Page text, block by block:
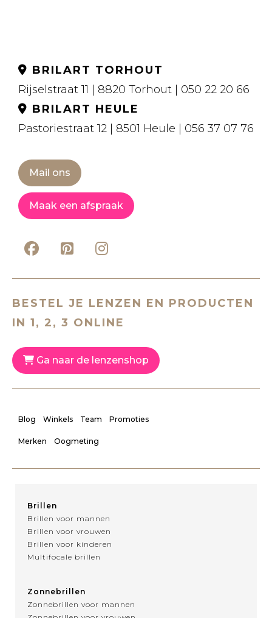
BRILART TORHOUT
Rijselstraat 11 | 8820 Torhout | 050 22 20 66
BRILART HEULE
Pastoriestraat 12 | 8501 Heule | 056 37 07 76
Mail ons
Maak een afspraak
BESTEL JE LENZEN EN PRODUCTEN
IN 1, 2, 3 ONLINE
Ga naar de lenzenshop
Blog Winkels Team Promoties
Merken Oogmeting
Brillen
Brillen voor mannen
Brillen voor vrouwen
Brillen voor kinderen
Multifocale brillen
Zonnebrillen
Zonnebrillen voor mannen